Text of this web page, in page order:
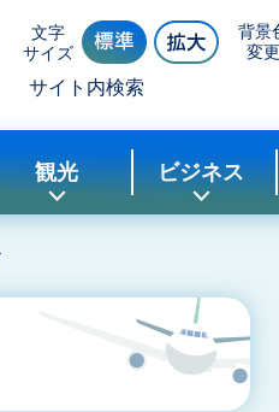
文字
サイズ
背景
変更
サイト内検索
観光 ビジネス